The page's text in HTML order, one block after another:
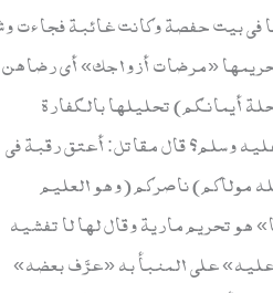
في بيت حفصة وكانت غائبة فجاءت
«مرضات أزواجك» أي رضاهن
الله) شرع (لكم تحلة أيمانكم) تحليلها بالكفارة
وسلم؟ قال مقاتل: أعتق رقبة في
مولاكم) ناصركم (وهو العليم
هو تحريم مارية وقال لها لا تفشيه
على المنبأ به «عرَّف بعضه»